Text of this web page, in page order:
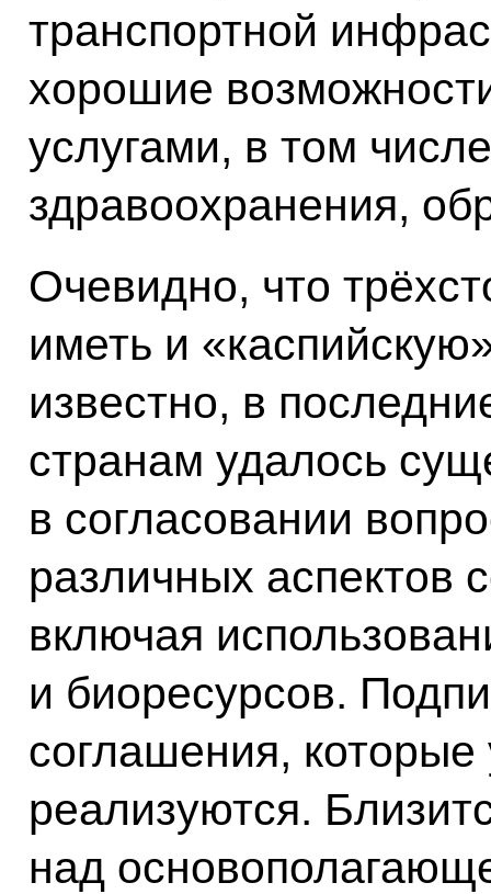
транспортной
хорошие
услугами, в том
здравоохранения,
Очевидно, что
иметь и
известно, в
странам удалось
в согласовании
различных аспектов
включая
и биоресурсов.
соглашения,
реализуются.
над